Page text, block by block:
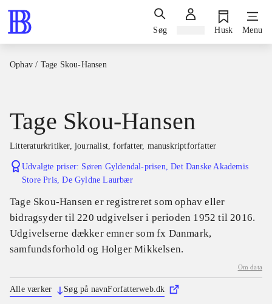
Søg Husk Menu
Ophav / Tage Skou-Hansen
Tage Skou-Hansen
litteraturkritiker, journalist, forfatter, manuskriptforfatter
Udvalgte priser: Søren Gyldendal-prisen, Det Danske Akademis
Store Pris, De Gyldne Laurbær
Tage Skou-Hansen er registreret som ophav eller
bidragsyder til 220 udgivelser i perioden 1952 til 2016.
Udgivelserne dækker emner som fx Danmark,
samfundsforhold og Holger Mikkelsen.
Om data
Alle værker Søg på navnForfatterweb.dk